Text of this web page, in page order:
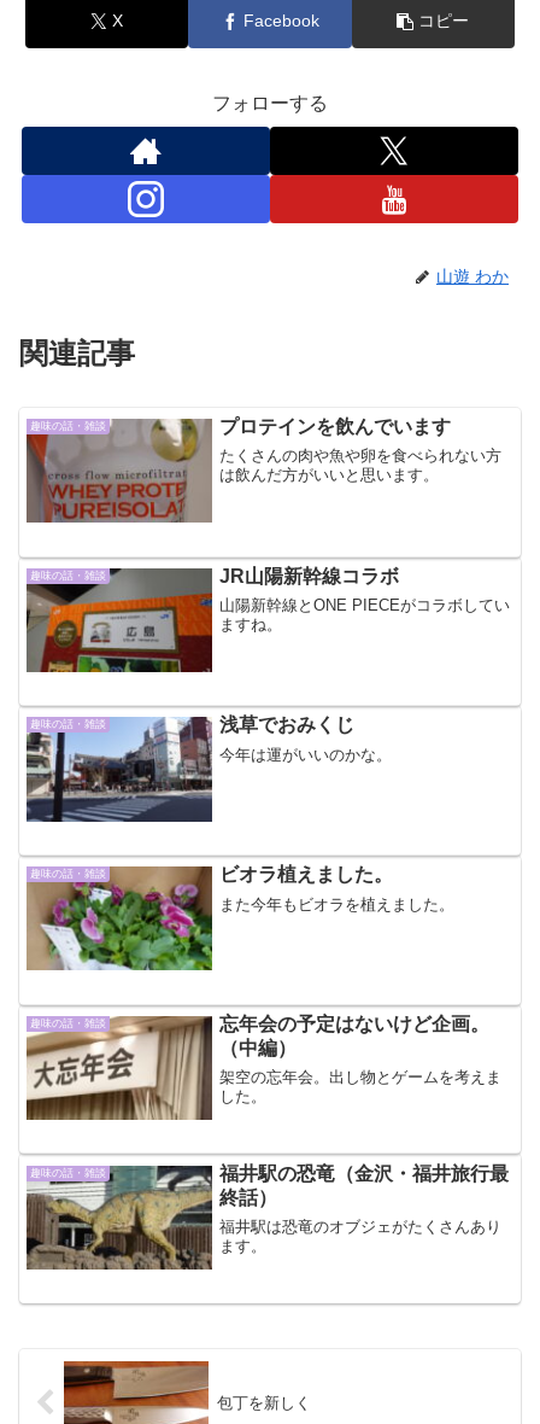
X Facebook コピー
フォローする
山遊 わか
関連記事
趣味の話・雑談 プロテインを飲んでいます
たくさんの肉や魚や卵を食べられない方
は飲んだ方がいいと思います。
趣味の話・雑談 JR山陽新幹線コラボ
山陽新幹線とONE PIECEがコラボしてい
ますね。
趣味の話・雑談 浅草でおみくじ
今年は運がいいのかな。
趣味の話・雑談 ビオラ植えました。
また今年もビオラを植えました。
趣味の話・雑談
忘年会の予定はないけど企画。
（中編）
架空の忘年会。出し物とゲームを考えま
した。
趣味の話・雑談
福井駅の恐竜（金沢・福井旅行最
終話）
福井駅は恐竜のオブジェがたくさんあり
ます。
包丁を新しく